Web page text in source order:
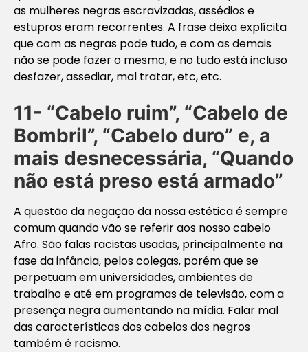
as mulheres negras escravizadas, assédios e
estupros eram recorrentes. A frase deixa explícita
que com as negras pode tudo, e com as demais
não se pode fazer o mesmo, e no tudo está incluso
desfazer, assediar, mal tratar, etc, etc.
11- “Cabelo ruim”, “Cabelo de
Bombril”, “Cabelo duro” e, a
mais desnecessária, “Quando
não está preso está armado”
A questão da negação da nossa estética é sempre
comum quando vão se referir aos nosso cabelo
Afro. São falas racistas usadas, principalmente na
fase da infância, pelos colegas, porém que se
perpetuam em universidades, ambientes de
trabalho e até em programas de televisão, com a
presença negra aumentando na mídia. Falar mal
das características dos cabelos dos negros
também é racismo.